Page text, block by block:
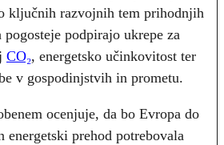
ključnih razvojnih tem prihodnjih
pogosteje podpirajo ukrepe za
CO₂, energetsko učinkovitost ter
v gospodinjstvih in prometu.
ocenjuje, da bo Evropa do
energetski prehod potrebovala